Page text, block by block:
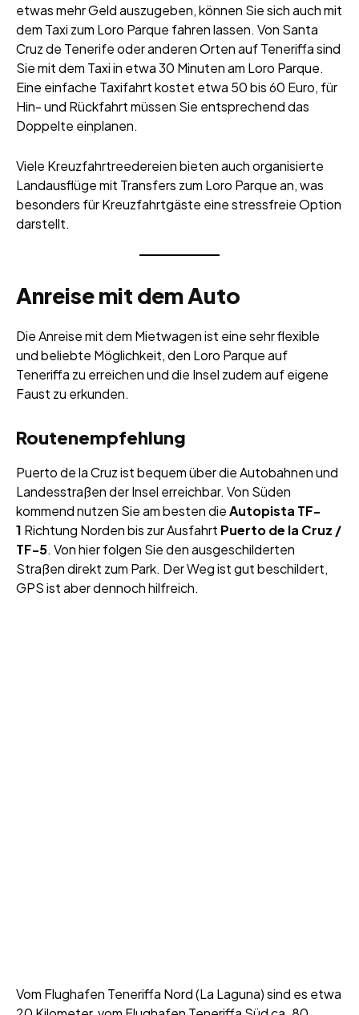
etwas mehr Geld auszugeben, können Sie sich auch mit
dem Taxi zum Loro Parque fahren lassen. Von Santa
Cruz de Tenerife oder anderen Orten auf Teneriffa sind
Sie mit dem Taxi in etwa 30 Minuten am Loro Parque.
Eine einfache Taxifahrt kostet etwa 50 bis 60 Euro, für
Hin- und Rückfahrt müssen Sie entsprechend das
Doppelte ​‍​‌‍​‍‌einplanen.
Viele Kreuzfahrtreedereien bieten auch organisierte
Landausflüge mit Transfers zum Loro Parque an, was
besonders für Kreuzfahrtgäste eine stressfreie Option
darstellt.
Anreise mit dem Auto
Die Anreise mit dem Mietwagen ist eine sehr flexible
und beliebte Möglichkeit, den Loro Parque auf
Teneriffa zu erreichen und die Insel zudem auf eigene
Faust zu erkunden.
Routenempfehlung
Puerto de la Cruz ist bequem über die Autobahnen und
Landesstraßen der Insel erreichbar. Von Süden
kommend nutzen Sie am besten dieAutopista TF-
1 Richtung Norden bis zur Ausfahrt Puerto de la Cruz /
TF-5. Von hier folgen Sie den ausgeschilderten
Straßen direkt zum Park. Der Weg ist gut beschildert,
GPS ist aber dennoch hilfreich.
Vom Flughafen Teneriffa Nord (La Laguna) sind es etwa